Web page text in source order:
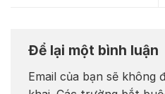
Để lại một bình luận
Email của bạn sẽ không